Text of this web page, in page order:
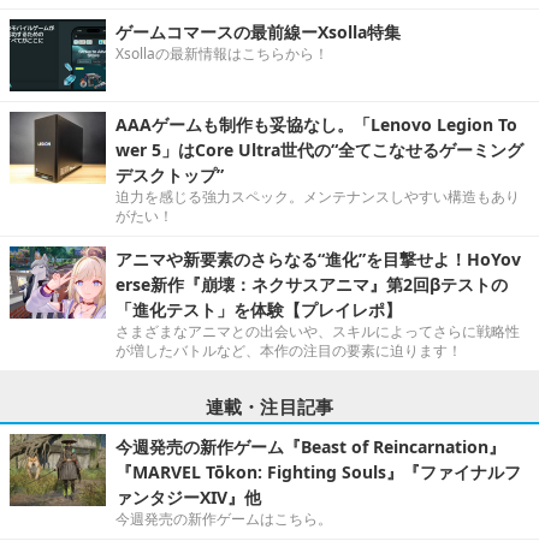
ゲームコマースの最前線ーXsolla特集
Xsollaの最新情報はこちらから！
AAAゲームも制作も妥協なし。「Lenovo Legion To
wer 5」はCore Ultra世代の“全てこなせるゲーミング
デスクトップ”
迫力を感じる強力スペック。メンテナンスしやすい構造もあり
がたい！
アニマや新要素のさらなる“進化”を目撃せよ！HoYov
erse新作『崩壊：ネクサスアニマ』第2回βテストの
「進化テスト」を体験【プレイレポ】
さまざまなアニマとの出会いや、スキルによってさらに戦略性
が増したバトルなど、本作の注目の要素に迫ります！
連載・注目記事
今週発売の新作ゲーム『Beast of Reincarnation』
『MARVEL Tōkon: Fighting Souls』『ファイナルフ
ァンタジーXIV』他
今週発売の新作ゲームはこちら。